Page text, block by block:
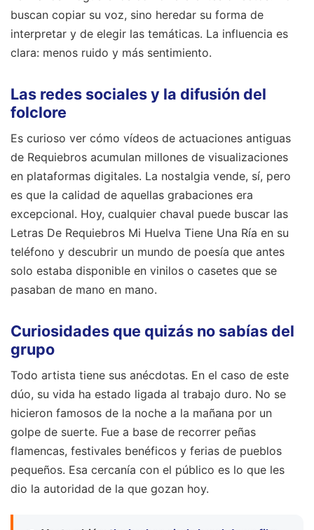
interpretar y de elegir las temáticas. La influencia es
clara: menos ruido y más sentimiento.
folclore
Es curioso ver cómo vídeos de actuaciones antiguas
de Requiebros acumulan millones de visualizaciones
en plataformas digitales. La nostalgia vende, sí, pero
es que la calidad de aquellas grabaciones era
excepcional. Hoy, cualquier chaval puede buscar las
Letras De Requiebros Mi Huelva Tiene Una Ría en su
teléfono y descubrir un mundo de poesía que antes
solo estaba disponible en vinilos o casetes que se
pasaban de mano en mano.
grupo
Todo artista tiene sus anécdotas. En el caso de este
dúo, su vida ha estado ligada al trabajo duro. No se
hicieron famosos de la noche a la mañana por un
golpe de suerte. Fue a base de recorrer peñas
flamencas, festivales benéficos y ferias de pueblos
pequeños. Esa cercanía con el público es lo que les
dio la autoridad de la que gozan hoy.